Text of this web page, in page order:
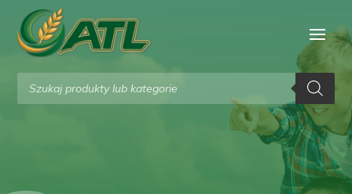
Wyszukiwarka
produktów